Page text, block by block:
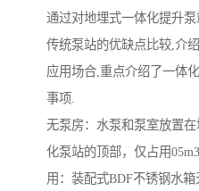
通过对地埋式一体化提升
传统泵站的优缺点比较,介
应用场合,重点介绍了一体
事项.
无泵房：水泵和泵室放置
化泵站的顶部，仅占用
用：装配式BDF不锈钢水